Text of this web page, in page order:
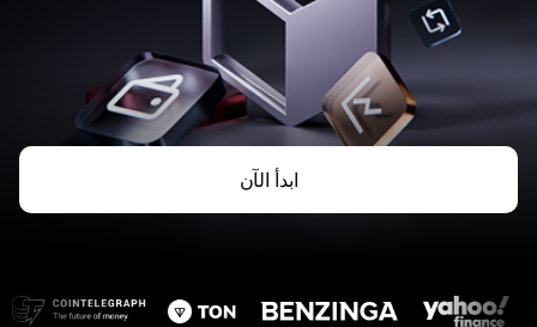
ابدأ الآن